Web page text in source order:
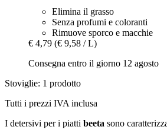
Elimina il grasso
Senza profumi e coloranti
Rimuove sporco e macchie
€ 4,79 (€ 9,58 / L)
Consegna entro il giorno 12 agosto
Stoviglie: 1 prodotto
Tutti i prezzi IVA inclusa
I detersivi per i piatti beeta sono